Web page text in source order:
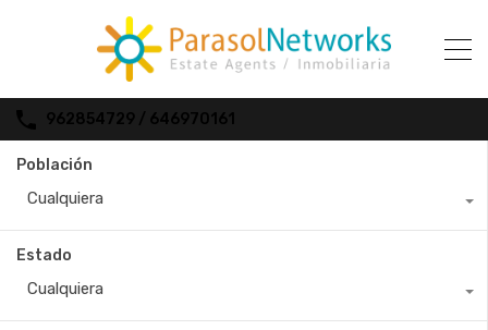
962854729 / 646970161
Población
Cualquiera
Estado
Cualquiera